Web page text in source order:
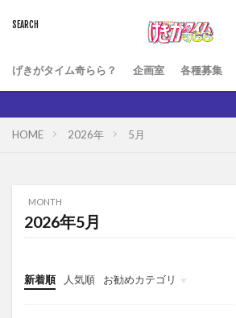
げきがタイム奇らら？ 企画室 各種募集
2025
HOME 2026年 5月
MONTH
2026年5月
新着順 人気順 お勧めカテゴリ
グローバルメニュー
雑記
お役立ち